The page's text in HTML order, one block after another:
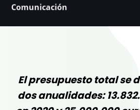
Comunicación
El presupuesto total se
dos anualidades: